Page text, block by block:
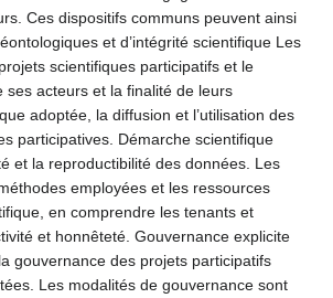
Ces dispositifs communs peuvent ainsi
et d’intégrité scientifique Les
scientifiques participatifs et le
ses acteurs et la finalité de leurs
adoptée, la diffusion et l’utilisation des
participatives. Démarche scientifique
et la reproductibilité des données. Les
employées et les ressources
en comprendre les tenants et
et honnêteté. Gouvernance explicite
gouvernance des projets participatifs
Les modalités de gouvernance sont